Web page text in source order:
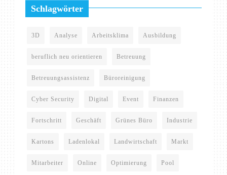
Schlagwörter
3D Analyse Arbeitsklima Ausbildung
beruflich neu orientieren Betreuung
Betreuungsassistenz Büroreinigung
Cyber Security Digital Event Finanzen
Fortschritt Geschäft Grünes Büro Industrie
Kartons Ladenlokal Landwirtschaft Markt
Mitarbeiter Online Optimierung Pool